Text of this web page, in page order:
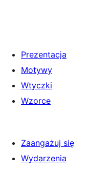
Prezentacja
Motywy
Wtyczki
Wzorce
Zaangażuj się
Wydarzenia